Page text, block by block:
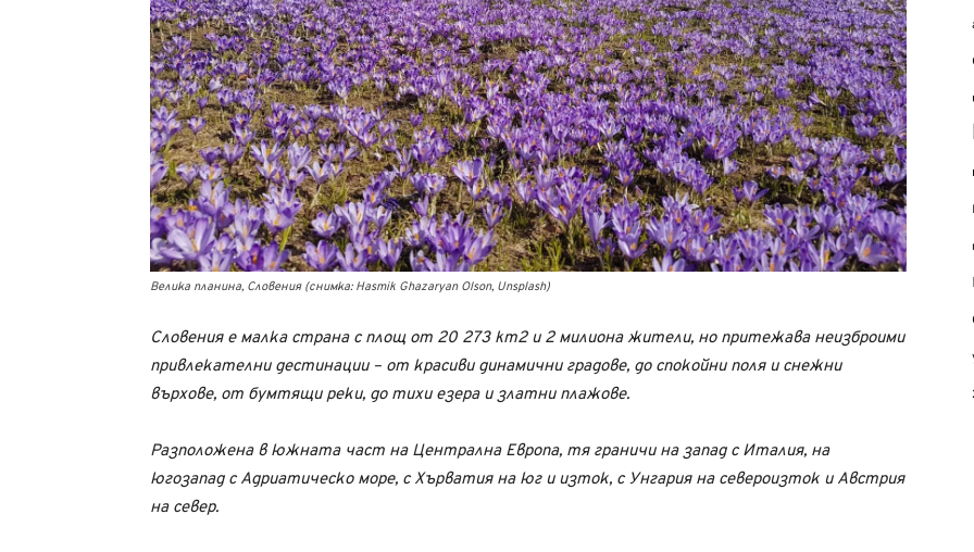
Велика планина, Словения (снимка: Hasmik Ghazaryan Olson, Unsplash)
Словения е малка страна с площ от 20 273 km2 и 2 милиона жители, но притежава неизброими
привлекателни дестинации – от красиви динамични градове, до спокойни поля и снежни
върхове, от бумтящи реки, до тихи езера и златни плажове.
Разположена в южната част на Централна Европа, тя граничи на запад с Италия, на
югозапад с Адриатическо море, с Хърватия на юг и изток, с Унгария на североизток и Австрия
на север.